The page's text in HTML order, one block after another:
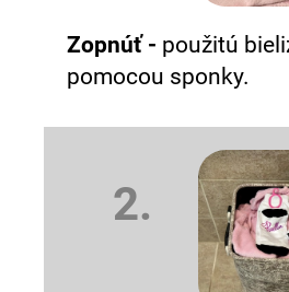
Zopnúť - použitú
pomocou sponky.
2.